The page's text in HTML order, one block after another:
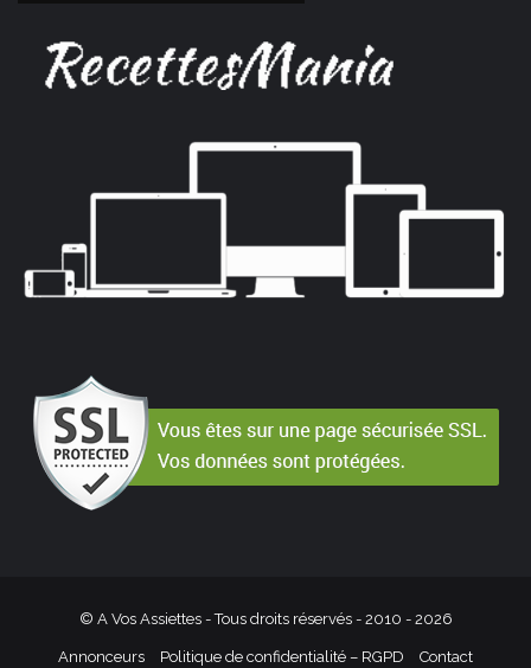
© A Vos Assiettes - Tous droits réservés - 2010 - 2026
Annonceurs Politique de confidentialité – RGPD Contact